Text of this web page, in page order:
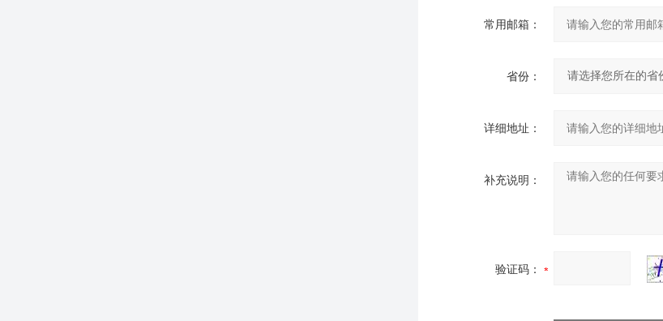
常用邮箱：
省份：
详细地址：
补充说明：
验证码：